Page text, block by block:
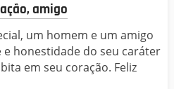
amigo
um homem e um amigo
e honestidade do seu caráter
em seu coração. Feliz